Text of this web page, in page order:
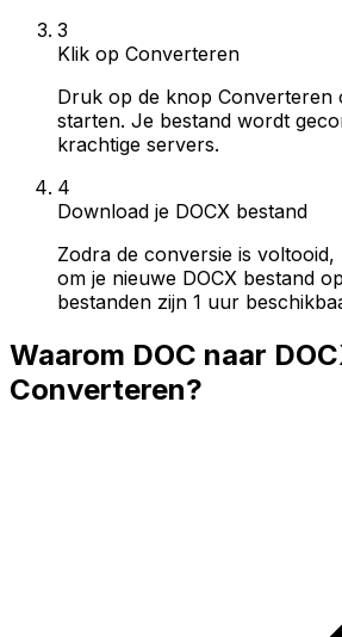
3
Klik op Converteren
Druk op de knop Converteren
starten. Je bestand wordt
krachtige servers.
4
Download je DOCX bestand
Zodra de conversie is
om je nieuwe DOCX bestand
bestanden zijn 1 uur
Waarom DOC naar
Converteren?